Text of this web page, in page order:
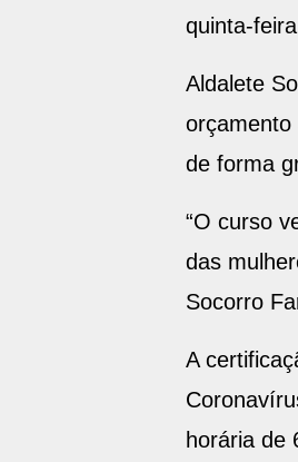
quinta-
Aldalete
orçamento
de forma
“O curso
das
Socorro
A
horária de